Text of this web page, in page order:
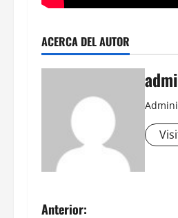
ACERCA DEL AUTOR
Anterior: